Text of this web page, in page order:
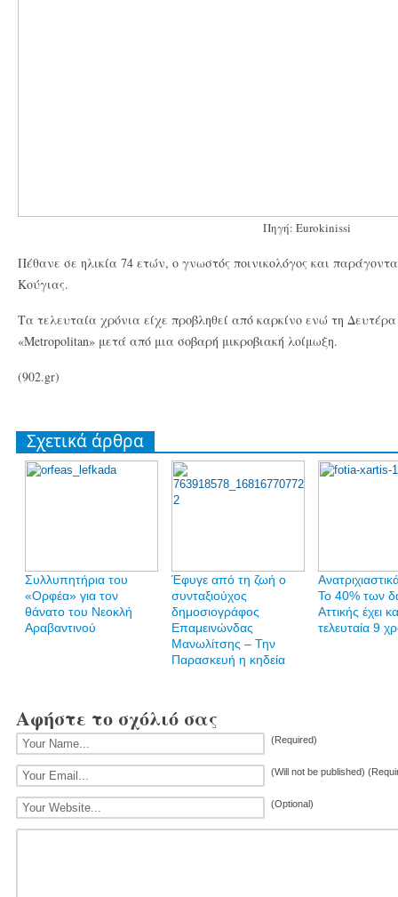
Πηγή: Eurokinissi
Πέθανε σε ηλικία 74 ετών, ο γνωστός ποινικολόγος και
Κούγιας.
Τα τελευταία χρόνια είχε προβληθεί από καρκίνο ενώ τη
«Metropolitan» μετά από μια σοβαρή μικροβιακή λοίμωξη.
(902.gr)
Σχετικά άρθρα
Συλλυπητήρια του
«Ορφέα» για τον
θάνατο του Νεοκλή
Αραβαντινού
Έφυγε από τη ζωή ο
συνταξιούχος
δημοσιογράφος
Επαμεινώνδας
Μανωλίτσης – Την
Παρασκευή η κηδεία
Το 40% των
Αττικής έχει
τελευταία 9
Αφήστε το σχόλιό σας
(Required)
(Will not be published)
(Optional)